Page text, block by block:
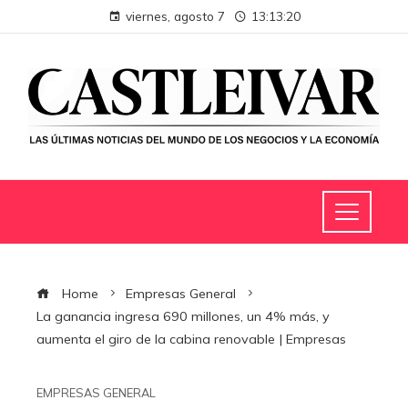
viernes, agosto 7 13:13:21
Home
Empresas General
La ganancia ingresa 690 millones, un 4% más, y
aumenta el giro de la cabina renovable | Empresas
EMPRESAS GENERAL